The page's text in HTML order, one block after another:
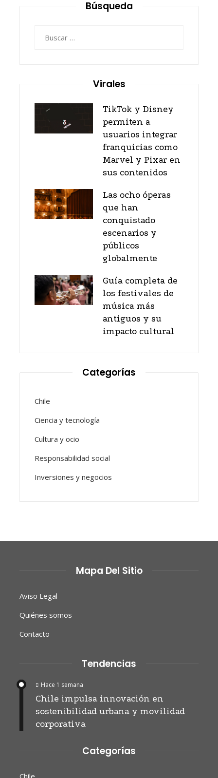
Búsqueda
Virales
TikTok y Disney
permiten a
usuarios integrar
franquicias como
Marvel y Pixar en
sus contenidos
Las ocho óperas
que han
conquistado
escenarios y
públicos
globalmente
Guía completa de
los festivales de
música más
antiguos y su
impacto cultural
Categorías
Chile
Ciencia y tecnología
Cultura y ocio
Responsabilidad social
Inversiones y negocios
Mapa Del Sitio
Aviso Legal
Quiénes somos
Contacto
Tendencias
Hace 1 semana
Chile impulsa innovación en
sostenibilidad urbana y movilidad
corporativa
Categorías
Chile